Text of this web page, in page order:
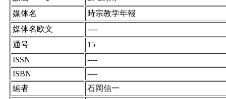
媒体名
時宗教学年報
媒体名欧文
----
通号
15
ISSN
----
ISBN
----
編者
石岡信一